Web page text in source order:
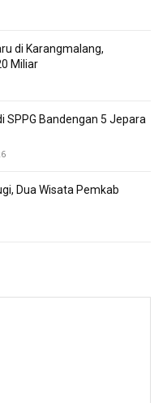
di Karangmalang,
Miliar
SPPG Bandengan 5 Jepara
Dua Wisata Pemkab